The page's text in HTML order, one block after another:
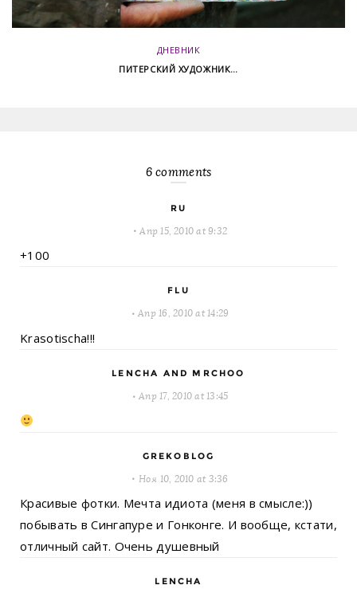
ДНЕВНИК
ПИТЕРСКИЙ ХУДОЖНИК…
6 comments
RU
Апр 15, 2010 at 9:32
+100
FLU
Апр 16, 2010 at 14:29
Krasotischa!!!
LENCHA AND MRCHOO
Апр 17, 2010 at 13:45
GREKOBLOG
Ноя 10, 2010 at 3:36
Красивые фотки. Мечта идиота (меня в смысле:))
побывать в Сингапуре и Гонконге. И вообще, кстати,
отличный сайт. Очень душевный
LENCHA